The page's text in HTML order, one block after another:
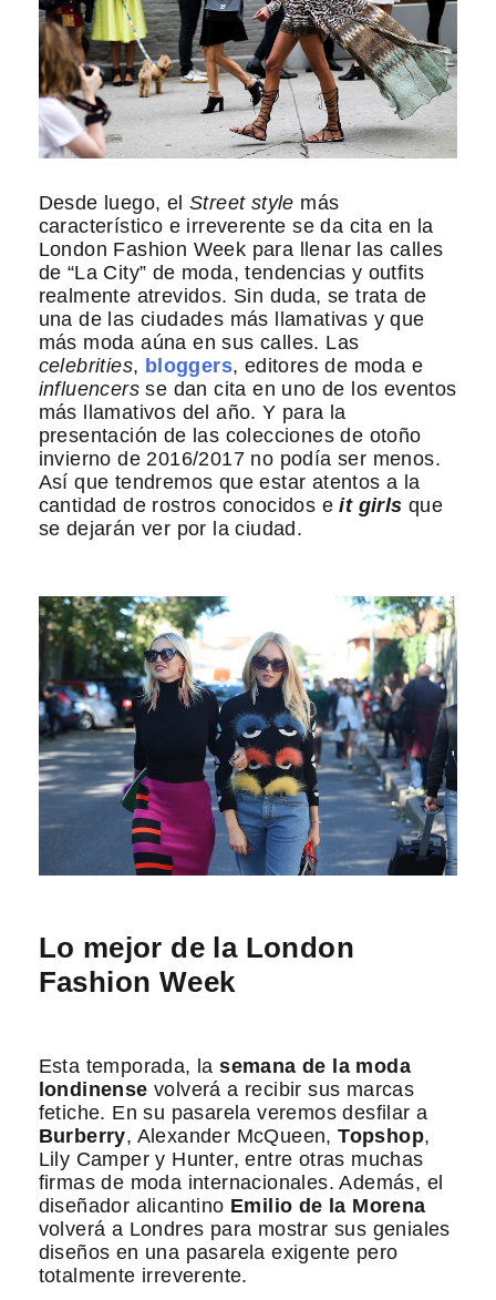
Desde luego, el Street style más
característico e irreverente se da cita en la
London Fashion Week para llenar las calles
de “La City” de moda, tendencias y outfits
realmente atrevidos. Sin duda, se trata de
una de las ciudades más llamativas y que
más moda aúna en sus calles. Las
celebrities, bloggers, editores de moda e
influencersse dan cita en uno de los eventos
más llamativos del año. Y para la
presentación de las colecciones de otoño
invierno de 2016/2017 no podía ser menos.
Así que tendremos que estar atentos a la
cantidad de rostros conocidos eit girls que
se dejarán ver por la ciudad.
Lo mejor de la London
Fashion Week
Esta temporada, lasemana de la moda
londinense volverá a recibir sus marcas
fetiche. En su pasarela veremos desfilar a
Burberry, Alexander McQueen,Topshop,
Lily Camper y Hunter, entre otras muchas
firmas de moda internacionales. Además, el
diseñador alicantino Emilio de la Morena
volverá a Londres para mostrar sus geniales
diseños en una pasarela exigente pero
totalmente irreverente.